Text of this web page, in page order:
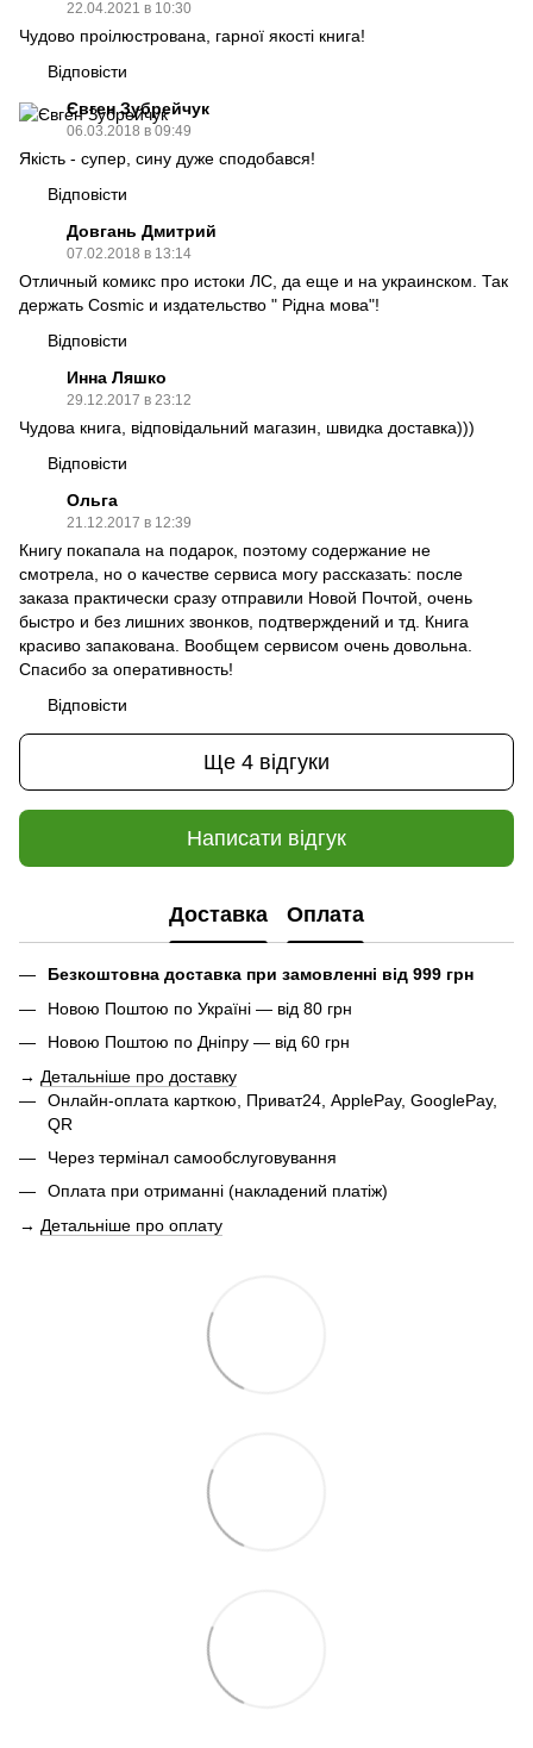
22.04.2021 в 10:30
Чудово проілюстрована, гарної якості книга!
Відповісти
Євген Зубрейчук
06.03.2018 в 09:49
Якість - супер, сину дуже сподобався!
Відповісти
Довгань Дмитрий
07.02.2018 в 13:14
Отличный комикс про истоки ЛС, да еще и на украинском. Так
держать Cosmic и издательство " Рідна мова"!
Відповісти
Инна Ляшко
29.12.2017 в 23:12
Чудова книга, відповідальний магазин, швидка доставка)))
Відповісти
Ольга
21.12.2017 в 12:39
Книгу покапала на подарок, поэтому содержание не
смотрела, но о качестве сервиса могу рассказать: после
заказа практически сразу отправили Новой Почтой, очень
быстро и без лишних звонков, подтверждений и тд. Книга
красиво запакована. Вообщем сервисом очень довольна.
Спасибо за оперативность!
Відповісти
Ще 4 відгуки
Написати відгук
Доставка Оплата
Безкоштовна доставка при замовленні від 999 грн
Новою Поштою по Україні — від 80 грн
Новою Поштою по Дніпру — від 60 грн
→ Детальніше про доставку
Онлайн-оплата карткою, Приват24, ApplePay, GooglePay,
QR
Через термінал самообслуговування
Оплата при отриманні (накладений платіж)
→ Детальніше про оплату